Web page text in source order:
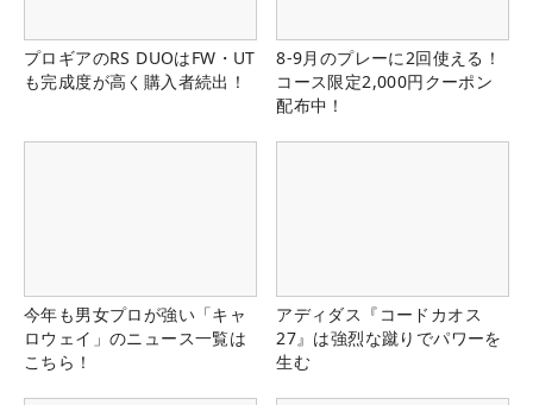
プロギアのRS DUOはFW・UT
も完成度が高く購入者続出！
8-9月のプレーに2回使える！
コース限定2,000円クーポン
配布中！
今年も男女プロが強い「キャ
ロウェイ」のニュース一覧は
こちら！
アディダス『コードカオス
27』は強烈な蹴りでパワーを
生む